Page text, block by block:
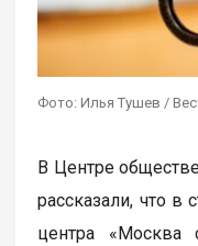
Фото: Илья Тушев /
В Центре
рассказали, что в
центра «Москва